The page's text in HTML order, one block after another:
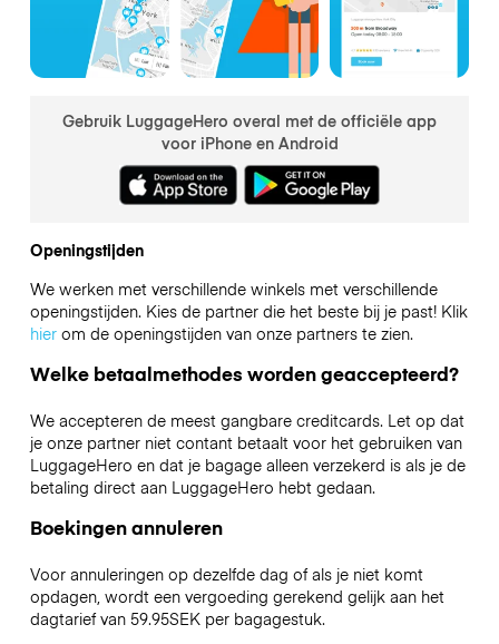
Gebruik LuggageHero overal met de officiële app
voor iPhone en Android
Openingstijden
We werken met verschillende winkels met verschillende
openingstijden. Kies de partner die het beste bij je past! Klik
hierom de openingstijden van onze partners te zien.
Welke betaalmethodes worden geaccepteerd?
We accepteren de meest gangbare creditcards. Let op dat
je onze partner niet contant betaalt voor het gebruiken van
LuggageHero en dat je bagage alleen verzekerd is als je de
betaling direct aan LuggageHero hebt gedaan.
Boekingen annuleren
Voor annuleringen op dezelfde dag of als je niet komt
opdagen, wordt een vergoeding gerekend gelijk aan het
dagtarief van 59.95SEK per bagagestuk.